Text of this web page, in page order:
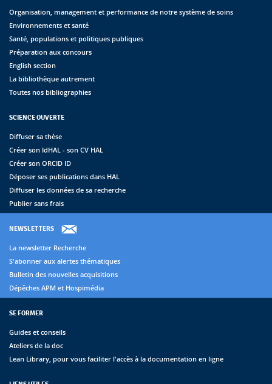
Organisation, management et performance de notre système de soins
Environnements et santé
Santé, populations et politiques publiques
Préparation aux concours
English section
La bibliothèque autrement
Toutes nos bibliographies
SCIENCE OUVERTE
Diffuser sa thèse
Créer son IdHAL - son CV HAL
Créer son ORCID ID
Déposer ses publications dans HAL
Diffuser les données de sa recherche
Publier sans frais
NEWSLETTERS
La newsletter Recherche
S'abonner aux alertes thématiques
Bulletin des nouvelles acquisitions
Dépêches APM et Hospimédia
SE FORMER
Guides et conseils
Ateliers de la doc
Lean Library, pour vous faciliter l'accès à la documentation en ligne